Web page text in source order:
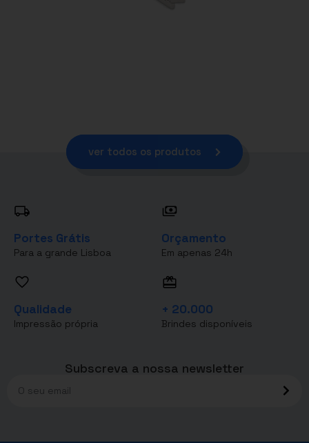
ver todos os produtos
Portes Grátis
Para a grande Lisboa
Orçamento
Em apenas 24h
Qualidade
Impressão própria
+ 20.000
Brindes disponíveis
Subscreva a nossa newsletter